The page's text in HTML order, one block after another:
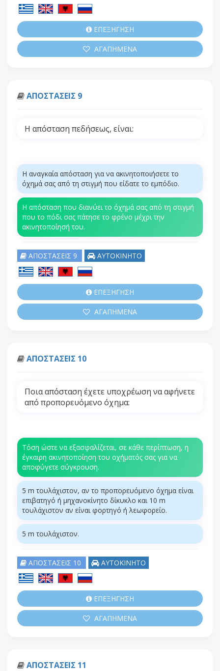
ΕΠΕΞΗΓΗΣΗ
ΑΓΑΠΗΜΕΝΑ
ΑΠΟΣΤΑΣΕΙΣ 9
Η απόσταση πεδήσεως, είναι:
Η αναγκαία απόσταση για να ακινητοποιήσετε το
όχημά σας από τη στιγμή που είδατε το εμπόδιο.
Η απόσταση που διανύει το όχημά σας από τη στιγμή
που το πόδι σας πάτησε το φρένο μέχρι την
ακινητοποίησή του.
ΑΠΟΣΤΑΣΕΙΣ 9 ΑΥΤΟΚΙΝΗΤΟ
ΕΠΕΞΗΓΗΣΗ
ΑΓΑΠΗΜΕΝΑ
ΑΠΟΣΤΑΣΕΙΣ 10
Ποια απόσταση έχετε υποχρέωση να αφήνετε
από προπορευόμενο όχημα:
Τόση ώστε να εξασφαλίζεται, σε κάθε περίπτωση, η
έγκαιρη ακινητοποίηση του οχήματός σας για να
αποφύγετε σύγκρουση.
5 m τουλάχιστον, αν το προπορευόμενο όχημα είναι
επιβατηγό ή μηχανοκίνητο δίκυκλο και 10 m
τουλάχιστον αν είναι φορτηγό ή λεωφορείο.
5 m τουλάχιστον.
ΑΠΟΣΤΑΣΕΙΣ 10 ΑΥΤΟΚΙΝΗΤΟ
ΕΠΕΞΗΓΗΣΗ
ΑΓΑΠΗΜΕΝΑ
ΑΠΟΣΤΑΣΕΙΣ 11